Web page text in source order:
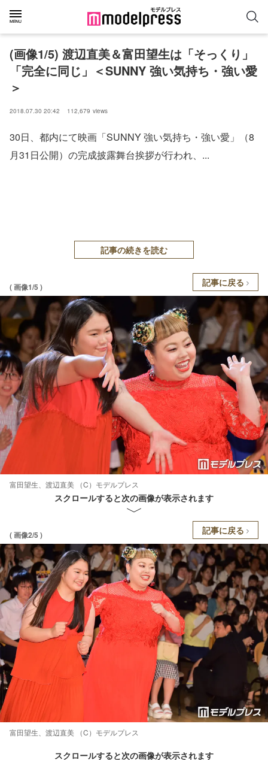
(画像1/5) 渡辺直美＆富田望生は「そっくり」
「完全に同じ」＜SUNNY 強い気持ち・強い愛
＞
2018.07.30 20:42 112,679 views
30日、都内にて映画「SUNNY 強い気持ち・強い愛」（8
月31日公開）の完成披露舞台挨拶が行われ、...
記事の続きを読む
( 画像1/5 ) 記事に戻る
富田望生、渡辺直美 （C）モデルプレス
スクロールすると次の画像が表示されます
( 画像2/5 ) 記事に戻る
富田望生、渡辺直美 （C）モデルプレス
スクロールすると次の画像が表示されます